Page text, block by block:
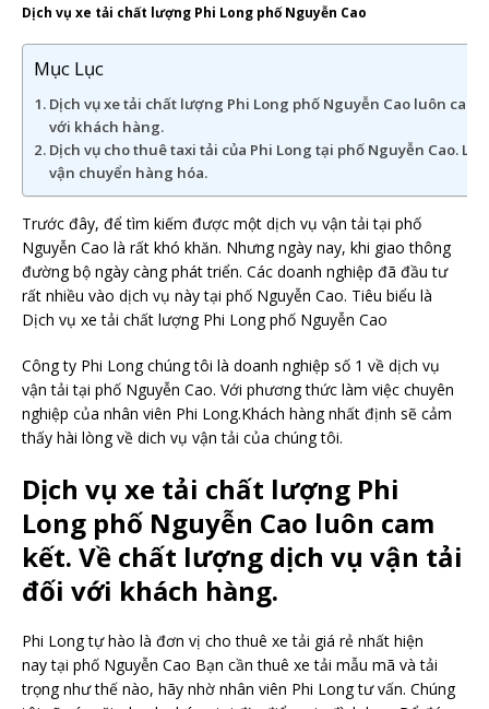
Dịch vụ xe tải chất lượng Phi Long phố Nguyễn Cao
Mục Lục
Dịch vụ xe tải chất lượng Phi Long phố Nguyễn Cao luôn
với khách hàng.
Dịch vụ cho thuê taxi tải của Phi Long tại phố Nguyễn Cao.
vận chuyển hàng hóa.
Trước đây, để tìm kiếm được một dịch vụ vận tải tại phố
Nguyễn Cao là rất khó khăn. Nhưng ngày nay, khi giao thông
đường bộ ngày càng phát triển. Các doanh nghiệp đã đầu tư
rất nhiều vào dịch vụ này tại phố Nguyễn Cao. Tiêu biểu là
Dịch vụ xe tải chất lượng Phi Long phố Nguyễn Cao
Công ty Phi Long chúng tôi là doanh nghiệp số 1 về dịch vụ
vận tải tại phố Nguyễn Cao. Với phương thức làm việc chuyên
nghiệp của nhân viên Phi Long.Khách hàng nhất định sẽ cảm
thấy hài lòng về dich vụ vận tải của chúng tôi.
Dịch vụ xe tải chất lượng Phi
Long phố Nguyễn Cao luôn cam
kết. Về chất lượng dịch vụ vận tải
đối với khách hàng.
Phi Long tự hào là đơn vị cho thuê xe tải giá rẻ nhất hiện
nay tại phố Nguyễn Cao Bạn cần thuê xe tải mẫu mã và tải
trọng như thế nào, hãy nhờ nhân viên Phi Long tư vấn. Chúng